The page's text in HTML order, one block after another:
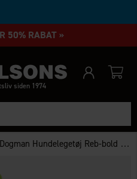
50% RABAT »
siden 1974
Dogman Hundelegetøj Reb-bold med Håndtag